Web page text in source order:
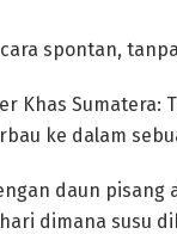
spontan,
Khas Sumatera:
ke dalam
daun pisang
dimana susu